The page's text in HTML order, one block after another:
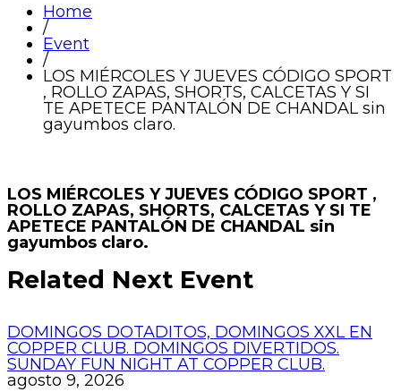
Home
/
Event
/
LOS MIÉRCOLES Y JUEVES CÓDIGO SPORT
, ROLLO ZAPAS, SHORTS, CALCETAS Y SI
TE APETECE PANTALÓN DE CHANDAL sin
gayumbos claro.
LOS MIÉRCOLES Y JUEVES CÓDIGO SPORT ,
ROLLO ZAPAS, SHORTS, CALCETAS Y SI TE
APETECE PANTALÓN DE CHANDAL sin
gayumbos claro.
Related Next Event
DOMINGOS DOTADITOS, DOMINGOS XXL EN
COPPER CLUB. DOMINGOS DIVERTIDOS.
SUNDAY FUN NIGHT AT COPPER CLUB.
agosto 9, 2026